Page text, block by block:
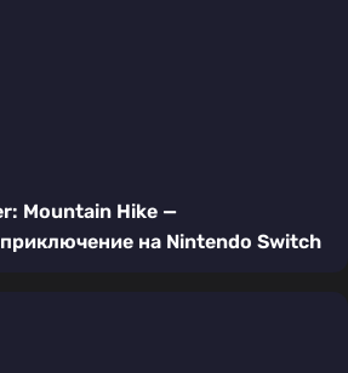
Mountain Hike —
на Nintendo Switch